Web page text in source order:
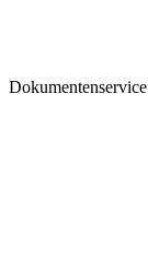
Dokumentenservice